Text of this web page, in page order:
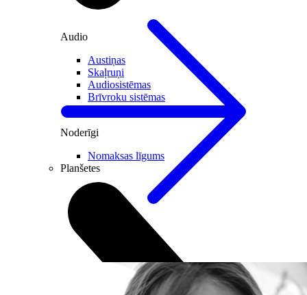
Audio
Austiņas
Skaļruņi
Audiosistēmas
Brīvroku sistēmas
Mikrofoni un skaņu pultis
Noderīgi
Nomaksas līgums
Planšetes